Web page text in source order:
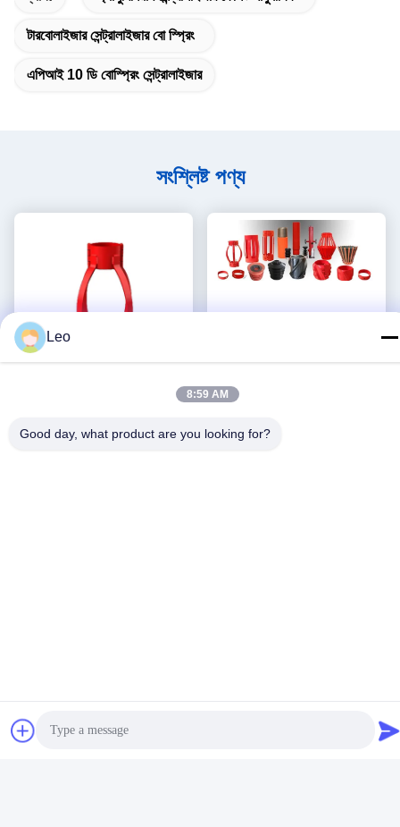
টারবোলাইজার সেন্ট্রালাইজার বো স্প্রিং
এপিআই 10 ডি বোস্প্রিং সেন্ট্রালাইজার
সংশ্লিষ্ট পণ্য
10.16mm L80 পিন-টাইপ স্টপ
90-ডি পিই পিন-টাইপ সেন্ট্রালাইজার
API-Standard 8-5/8"
Leo
8:59 AM
Good day, what product are you looking for?